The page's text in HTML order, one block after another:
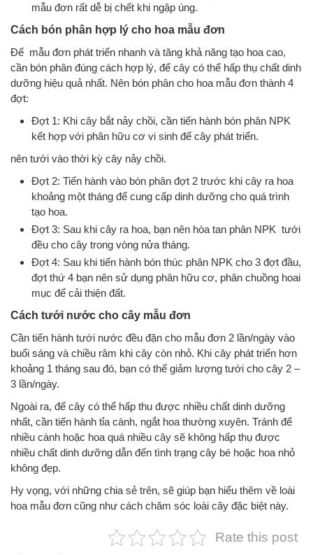
mẫu đơn rất dễ bị chết khi ngập úng.
Cách bón phân hợp lý cho hoa mẫu đơn
Để mẫu đơn phát triển nhanh và tăng khả năng tạo hoa cao,
cần bón phân đúng cách hợp lý, để cây có thể hấp thụ chất dinh
dưỡng hiệu quả nhất. Nên bón phân cho hoa mẫu đơn thành 4
đợt:
Đợt 1: Khi cây bắt nảy chồi, cần tiến hành bón phân NPK
kết hợp với phân hữu cơ vi sinh để cây phát triển.
nên tưới vào thời kỳ cây nảy chồi.
Đợt 2: Tiến hành vào bón phân đợt 2 trước khi cây ra hoa
khoảng một tháng để cung cấp dinh dưỡng cho quá trình
tạo hoa.
Đợt 3: Sau khi cây ra hoa, bạn nên hòa tan phân NPK tưới
đều cho cây trong vòng nửa tháng.
Đợt 4: Sau khi tiến hành bón thúc phân NPK cho 3 đợt đầu,
đợt thứ 4 bạn nên sử dụng phân hữu cơ, phân chuồng hoai
mục để cải thiện đất.
Cách tưới nước cho cây mẫu đơn
Cần tiến hành tưới nước đều đặn cho mẫu đơn 2 lần/ngày vào
buổi sáng và chiều râm khi cây còn nhỏ. Khi cây phát triển hơn
khoảng 1 tháng sau đó, bạn có thể giảm lượng tưới cho cây 2 –
3 lần/ngày.
Ngoài ra, để cây có thể hấp thu được nhiều chất dinh dưỡng
nhất, cần tiến hành tỉa cành, ngắt hoa thường xuyên. Tránh để
nhiều cành hoặc hoa quá nhiều cây sẽ không hấp thụ được
nhiều chất dinh dưỡng dẫn đến tình trạng cây bé hoặc hoa nhỏ
không đẹp.
Hy vọng, với những chia sẻ trên, sẽ giúp bạn hiểu thêm về loài
hoa mẫu đơn cũng như cách chăm sóc loài cây đặc biệt này.
Rate this post